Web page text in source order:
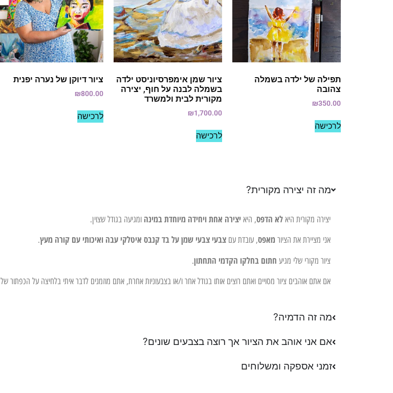
תפילה של ילדה בשמלה
צהובה
₪350.00
לרכישה
ציור שמן אימפרסיוניסט ילדה
בשמלה לבנה על חוף, יצירה
מקורית לבית ולמשרד
₪1,700.00
לרכישה
ציור דיוקן של נערה יפנית
₪800.00
לרכישה
מה זה יצירה מקורית?
יצירה מקורית היא לא הדפס, היא יצירה אחת ויחידה מיוחדת במינה ומגיעה בגודל שצוין.
אני מציירת את הציור מאפס, עובדת עם צבעי צבעי שמן על בד קנבס איטלקי עבה ואיכותי עם קורה מעץ.
ציור מקורי שלי מגיע חתום בחלקו הקדמי התחתון.
אם אתם אוהבים ציור מסויים ואתם רוצים אותו בגודל אחר ו/או בצבעוניות אחרת, אתם מוזמנים לדבר איתי בלחיצה על הכפתור של
מה זה הדמיה?
אם אני אוהב את הציור אך רוצה בצבעים שונים?
זמני אספקה ומשלוחים